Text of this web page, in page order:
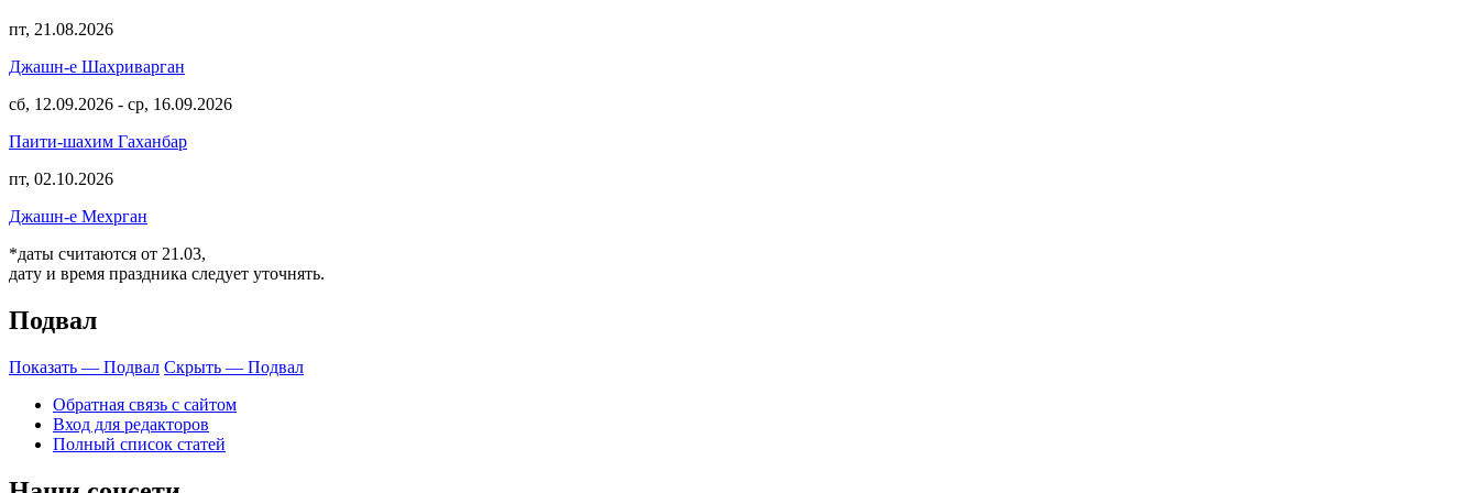
пт, 21.08.2026
Джашн-е Шахриварган
сб, 12.09.2026 - ср, 16.09.2026
Паити-шахим Гаханбар
пт, 02.10.2026
Джашн-е Мехрган
*даты считаются от 21.03,
дату и время праздника следует уточнять.
Подвал
Показать — Подвал Скрыть — Подвал
Обратная связь с сайтом
Вход для редакторов
Полный список статей